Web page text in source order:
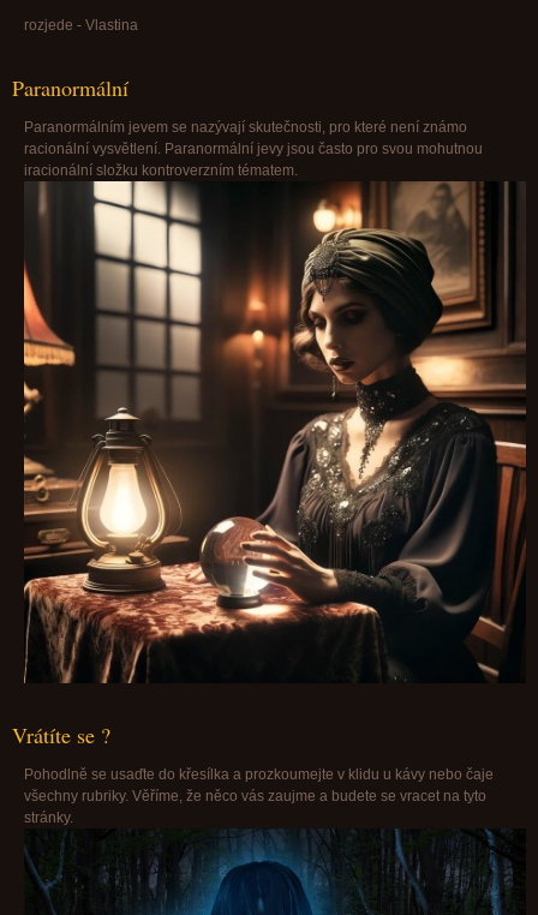
rozjede - Vlastina
Paranormální
Paranormálním jevem se nazývají skutečnosti, pro které není známo
racionální vysvětlení. Paranormální jevy jsou často pro svou mohutnou
iracionální složku kontroverzním tématem.
Vrátíte se ?
Pohodlně se usaďte do křesílka a prozkoumejte v klidu u kávy nebo čaje
všechny rubriky. Věříme, že něco vás zaujme a budete se vracet na tyto
stránky.